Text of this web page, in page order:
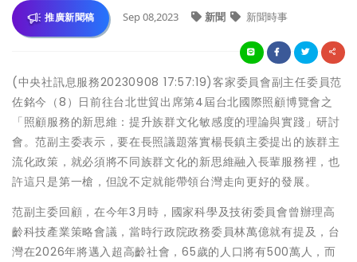
推廣新聞稿 Sep 08,2023 新聞 新聞時事
(中央社訊息服務20230908 17:57:19)客家委員會副主任委員范
佐銘今（8）日前往台北世貿出席第4屆台北國際照顧博覽會之
「照顧服務的新思維：提升族群文化敏感度的理論與實踐」研討
會。范副主委表示，要在長照議題落實楊長鎮主委提出的族群主
流化政策，就必須將不同族群文化的新思維融入長輩服務裡，也
許這只是第一槍，但說不定就能帶領台灣走向更好的發展。
范副主委回顧，在今年3月時，國家科學及技術委員會曾辦理高
齡科技產業策略會議，當時行政院政務委員林萬億就有提及，台
灣在2026年將邁入超高齡社會，65歲的人口將有500萬人，而